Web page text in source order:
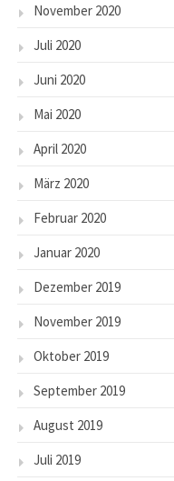
November 2020
Juli 2020
Juni 2020
Mai 2020
April 2020
März 2020
Februar 2020
Januar 2020
Dezember 2019
November 2019
Oktober 2019
September 2019
August 2019
Juli 2019